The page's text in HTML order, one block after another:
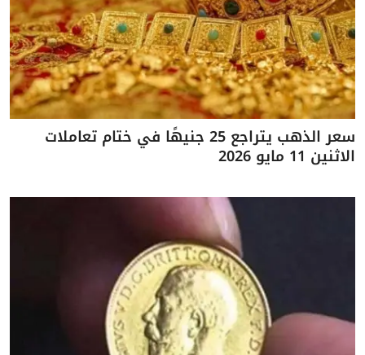
سعر الذهب يتراجع 25 جنيهًا في ختام تعاملات
الاثنين 11 مايو 2026